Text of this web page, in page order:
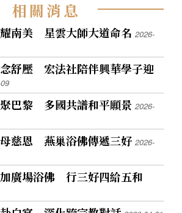
相關消息
南美 星雲大師大道命名2026-
舒壓 宏法社陪伴興華學子迎
巴黎 多國共譜和平願景2026-
慈恩 燕巢浴佛傳遞三好2026-
廣場浴佛 行三好四給五和